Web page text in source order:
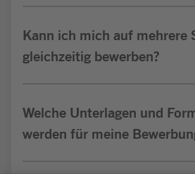
Kann ich mich auf mehrere
gleichzeitig bewerben?
Welche Unterlagen und
werden für meine